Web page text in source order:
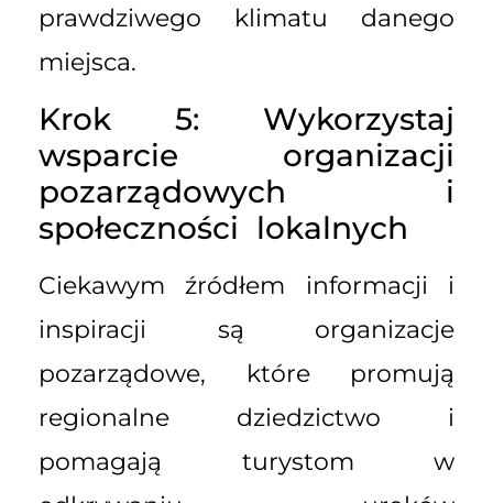
prawdziwego klimatu danego
miejsca.
Krok 5: Wykorzystaj
wsparcie organizacji
pozarządowych i
społeczności lokalnych
Ciekawym źródłem informacji i
inspiracji są organizacje
pozarządowe, które promują
regionalne dziedzictwo i
pomagają turystom w